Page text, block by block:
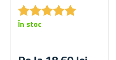
★★★★★
★★★★★
În stoc